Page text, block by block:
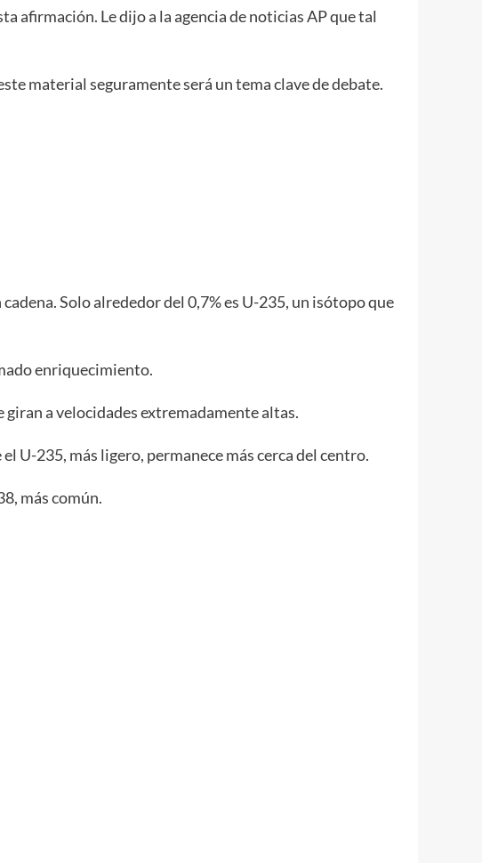
afirmación. Le dijo a la agencia de noticias AP que tal
material seguramente será un tema clave de debate.
Solo alrededor del 0,7% es U-235, un isótopo que
enriquecimiento.
a velocidades extremadamente altas.
U-235, más ligero, permanece más cerca del centro.
más común.